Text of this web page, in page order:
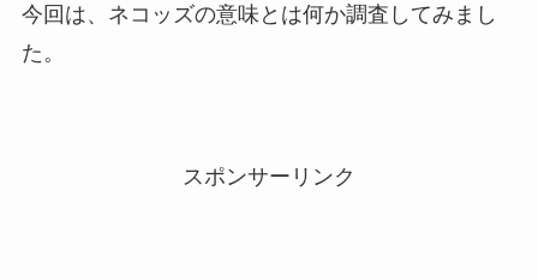
今回は、ネコッズの意味とは何か調査してみまし
た。
スポンサーリンク